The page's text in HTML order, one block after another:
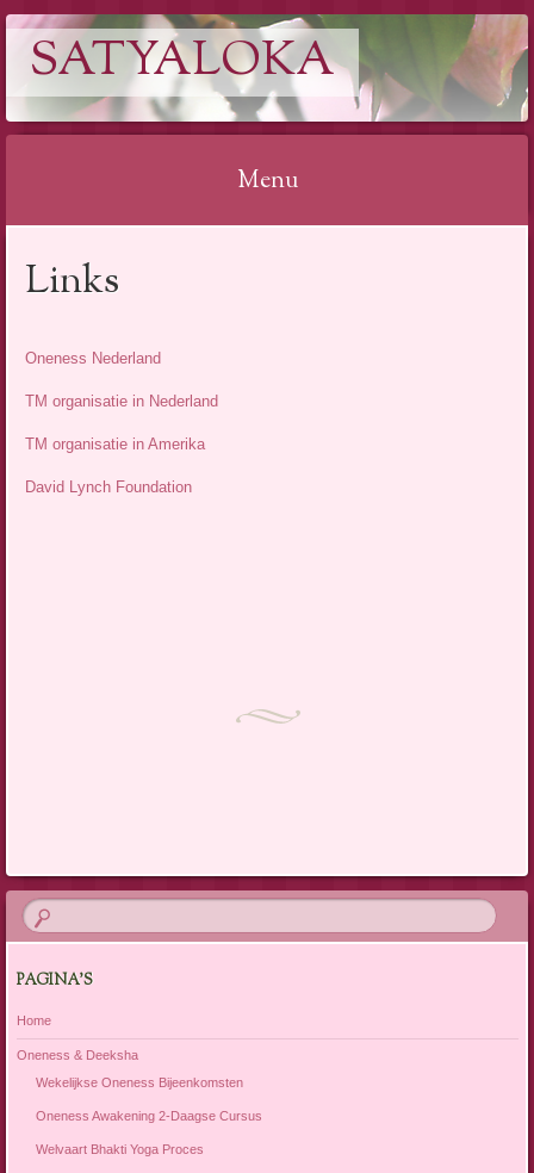
SATYALOKA
Menu
Links
Oneness Nederland
TM organisatie in Nederland
TM organisatie in Amerika
David Lynch Foundation
PAGINA’S
Home
Oneness & Deeksha
Wekelijkse Oneness Bijeenkomsten
Oneness Awakening 2-Daagse Cursus
Welvaart Bhakti Yoga Proces